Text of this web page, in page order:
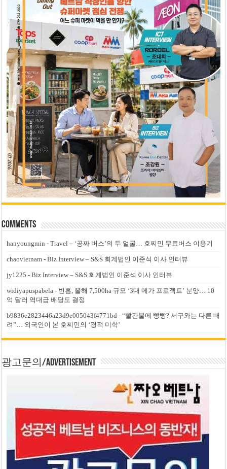
Comments
hanyoungmin -Travel – ‘공짜 버스’의 두 얼굴… 호찌민 무료버스 이용기
chaovietnam -Biz Interview – S&S 회계법인 이준석 이사 인터뷰
jy1225 -Biz Interview – S&S 회계법인 이준석 이사 인터뷰
widiyapuspabela - 빈홈, 올해 7,500ha 규모 ‘3대 메가 프로젝트’ 분양… 10
억 달러 역대급 배당도 결정
b9836e2823446a23d9e005043f4771bd -“빨간불에 빵빵? 서구와는 다른 배
려”… 외국인이 본 호찌민의 ‘경적 미학’
광고문의/Advertisement